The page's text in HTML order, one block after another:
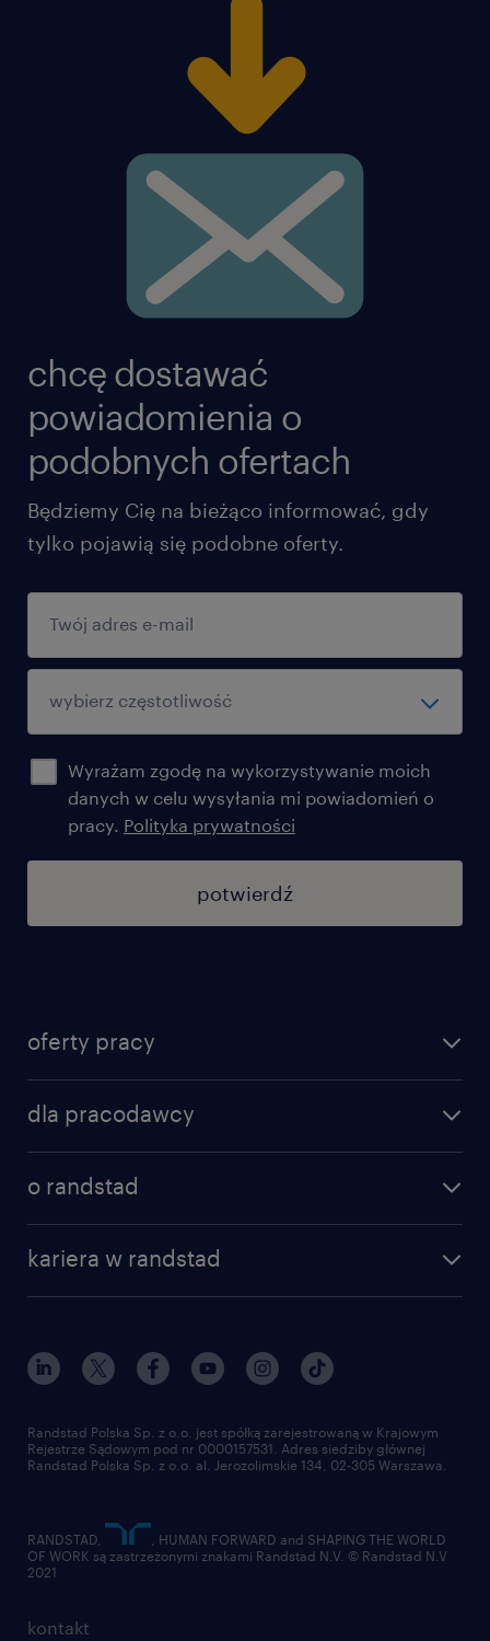
chcę dostawać
powiadomienia o
podobnych ofertach
Będziemy Cię na bieżąco informować, gdy
tylko pojawią się podobne oferty.
Wyrażam zgodę na wykorzystywanie moich
danych w celu wysyłania mi powiadomień o
pracy. Polityka prywatności
potwierdź
oferty pracy
specjalizacje
praca w amazon
dla pracodawcy
o randstad
dla mediów
dla dostawców
kariera w randstad
nasz świat
pracuj w randstad
złóż CV
kontakt
Randstad Polska Sp. z o.o. jest spółką zarejestrowaną w Krajowym
Rejestrze Sądowym pod nr 0000157531. Adres siedziby głównej
Randstad Polska Sp. z o.o. al. Jerozolimskie 134, 02-305 Warszawa.
RANDSTAD,
, HUMAN FORWARD and SHAPING THE WORLD
OF WORK są zastrzeżonymi znakami Randstad N.V. © Randstad N.V
2021